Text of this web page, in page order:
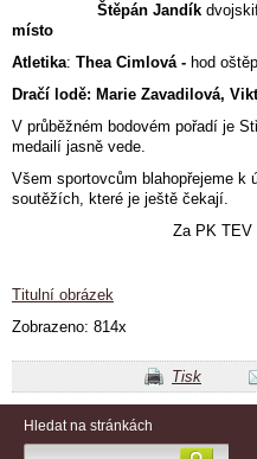
Štěpán Jandík
místo
Atletika: Thea Cimlová - hod
Dračí lodě: Marie Zavadilová,
V průběžném bodovém pořadí je
medailí jasně vede.
Všem sportovcům blahopřejeme
soutěžích, které je ještě čekají.
Za PK TEV Šárka
Titulní obrázek
Zobrazeno: 814x
Tisk
Hledat na stránkách